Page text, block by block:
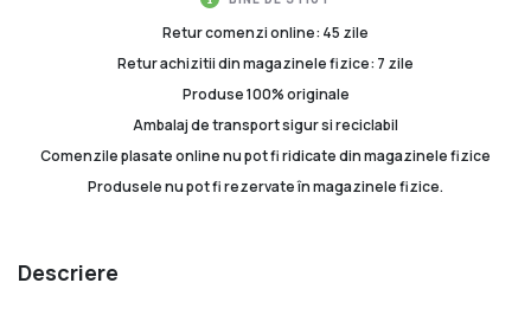
Retur comenzi online: 45 zile
Retur achizitii din magazinele fizice: 7 zile
Produse 100% originale
Ambalaj de transport sigur si reciclabil
Comenzile plasate online nu pot fi ridicate din magazinele fizice
Produsele nu pot fi rezervate în magazinele fizice.
Descriere